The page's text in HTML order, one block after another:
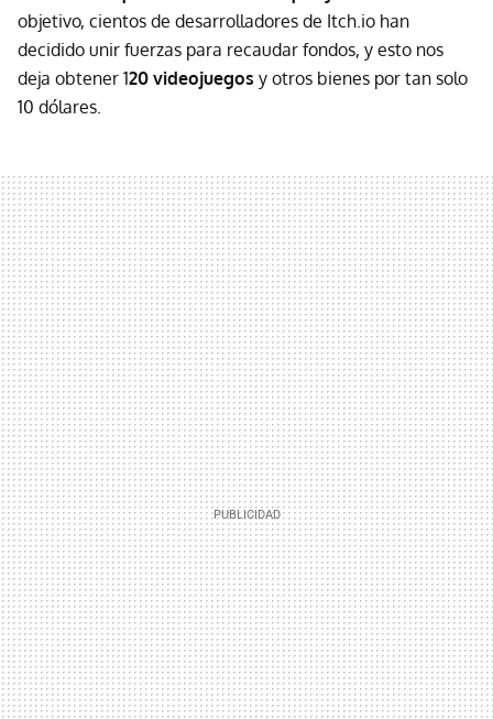
objetivo, cientos de desarrolladores de Itch.io han
decidido unir fuerzas para recaudar fondos, y esto nos
deja obtener 120 videojuegos y otros bienes por tan solo
10 dólares.